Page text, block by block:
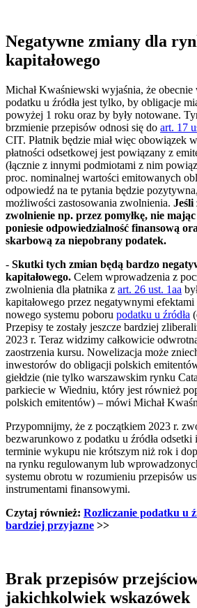
Negatywne zmiany dla
kapitałowego
Michał Kwaśniewski wyjaśnia, że obecnie
podatku u źródła jest tylko, by obligacje
powyżej 1 roku oraz by były notowane.
brzmienie przepisów odnosi się do art. 17
CIT. Płatnik będzie miał więc obowiązek
płatności odsetkowej jest powiązany z
(łącznie z innymi podmiotami z nim
proc. nominalnej wartości emitowanych
odpowiedź na te pytania będzie
możliwości zastosowania zwolnienia. Jeśli
zwolnienie np. przez pomyłkę, nie
poniesie odpowiedzialność finansową
skarbową za niepobrany podatek.
- Skutki tych zmian będą bardzo
kapitałowego. Celem wprowadzenia z
zwolnienia dla płatnika z art. 26 ust. 1aa
kapitałowego przez negatywnymi
nowego systemu poboru podatku u źródła
Przepisy te zostały jeszcze bardziej
2023 r. Teraz widzimy całkowicie
zaostrzenia kursu. Nowelizacja może
inwestorów do obligacji polskich
giełdzie (nie tylko warszawskim rynku
parkiecie w Wiedniu, który jest również
polskich emitentów) – mówi Michał
Przypomnijmy, że z początkiem 2023 r.
bezwarunkowo z podatku u źródła
terminie wykupu nie krótszym niż rok i
na rynku regulowanym lub
systemu obrotu w rozumieniu przepisów
instrumentami finansowymi.
Czytaj również: Rozliczanie podatku u
bardziej przyjazne >>
Brak przepisów
jakichkolwiek wskazówek